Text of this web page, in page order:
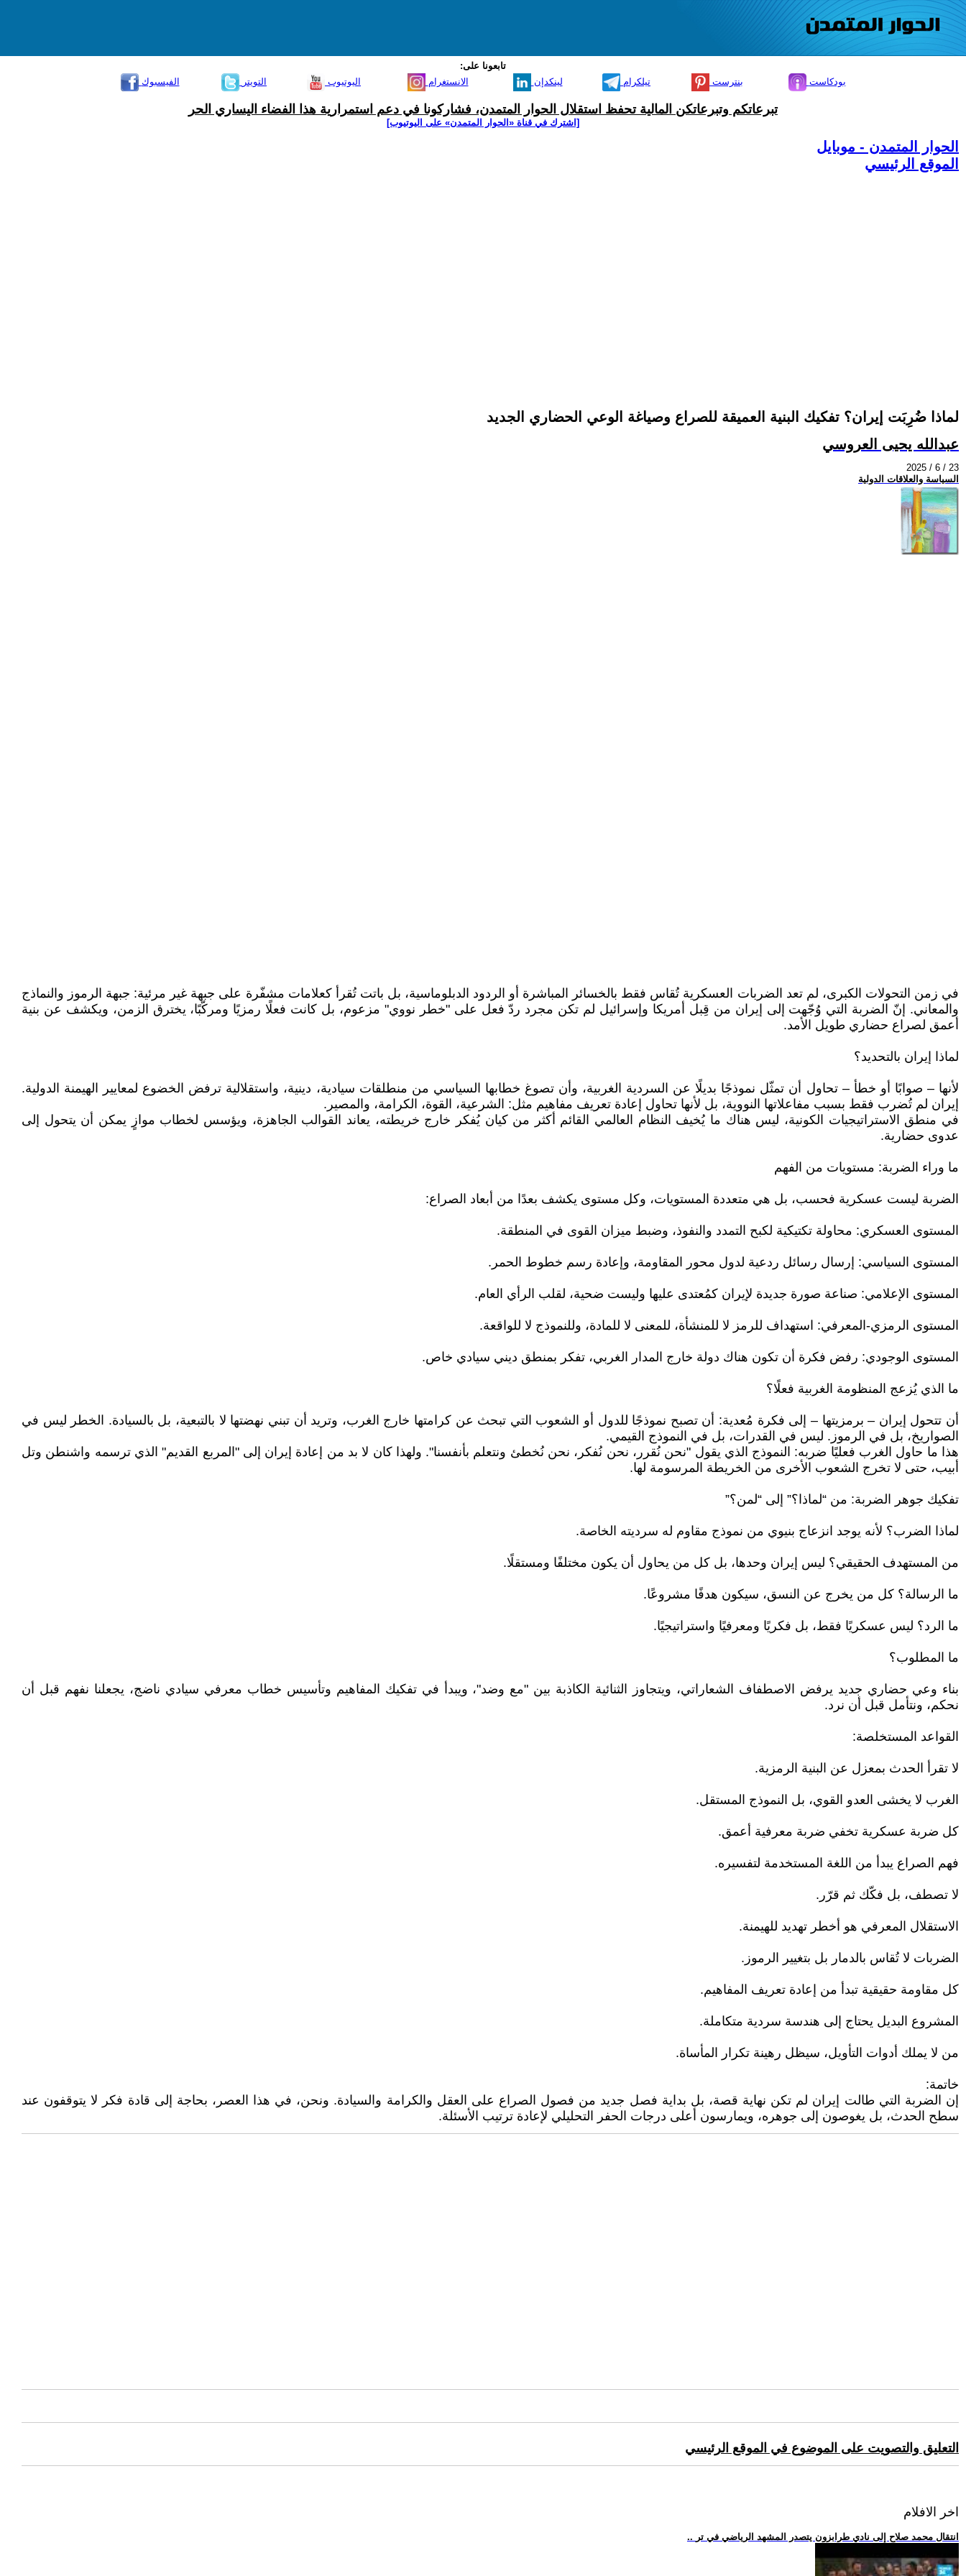
تابعونا على:
الفيسبوك
التويتر اليوتيوب الانستغرام لينكدإن تيلكرام بنترست بودكاست
تبرعاتكم وتبرعاتكن المالية تحفظ استقلال الحوار المتمدن، فشاركونا في دعم استمرارية هذا الفضاء اليساري الحر
[اشترك في قناة ‫«الحوار المتمدن» على اليوتيوب]
الحوار المتمدن - موبايل
الموقع الرئيسي
لماذا ضُرِبَت إيران؟ تفكيك البنية العميقة للصراع وصياغة الوعي الحضاري الجديد
عبدالله يحيى العروسي
2025 / 6 / 23
السياسة والعلاقات الدولية
في زمن التحولات الكبرى، لم تعد الضربات العسكرية تُقاس فقط بالخسائر المباشرة أو الردود الدبلوماسية، بل باتت تُقرأ كعلامات مشفّرة على جبهة غير مرئية: جبهة الرموز والنماذج
والمعاني. إنّ الضربة التي وُجّهت إلى إيران من قِبل أمريكا وإسرائيل لم تكن مجرد ردّ فعل على "خطر نووي" مزعوم، بل كانت فعلًا رمزيًا ومركّبًا، يخترق الزمن، ويكشف عن بنية
أعمق لصراع حضاري طويل الأمد.
لماذا إيران بالتحديد؟
لأنها – صوابًا أو خطأ – تحاول أن تمثّل نموذجًا بديلًا عن السردية الغربية، وأن تصوغ خطابها السياسي من منطلقات سيادية، دينية، واستقلالية ترفض الخضوع لمعايير الهيمنة الدولية.
إيران لم تُضرب فقط بسبب مفاعلاتها النووية، بل لأنها تحاول إعادة تعريف مفاهيم مثل: الشرعية، القوة، الكرامة، والمصير.
في منطق الاستراتيجيات الكونية، ليس هناك ما يُخيف النظام العالمي القائم أكثر من كيان يُفكر خارج خريطته، يعاند القوالب الجاهزة، ويؤسس لخطاب موازٍ يمكن أن يتحول إلى
عدوى حضارية.
ما وراء الضربة: مستويات من الفهم
الضربة ليست عسكرية فحسب، بل هي متعددة المستويات، وكل مستوى يكشف بعدًا من أبعاد الصراع:
المستوى العسكري: محاولة تكتيكية لكبح التمدد والنفوذ، وضبط ميزان القوى في المنطقة.
المستوى السياسي: إرسال رسائل ردعية لدول محور المقاومة، وإعادة رسم خطوط الحمر.
المستوى الإعلامي: صناعة صورة جديدة لإيران كمُعتدى عليها وليست ضحية، لقلب الرأي العام.
المستوى الرمزي-المعرفي: استهداف للرمز لا للمنشأة، للمعنى لا للمادة، وللنموذج لا للواقعة.
المستوى الوجودي: رفض فكرة أن تكون هناك دولة خارج المدار الغربي، تفكر بمنطق ديني سيادي خاص.
ما الذي يُزعج المنظومة الغربية فعلًا؟
أن تتحول إيران – برمزيتها – إلى فكرة مُعدية: أن تصبح نموذجًا للدول أو الشعوب التي تبحث عن كرامتها خارج الغرب، وتريد أن تبني نهضتها لا بالتبعية، بل بالسيادة. الخطر ليس في
الصواريخ، بل في الرموز. ليس في القدرات، بل في النموذج القيمي.
هذا ما حاول الغرب فعليًا ضربه: النموذج الذي يقول "نحن نُقرر، نحن نُفكر، نحن نُخطئ ونتعلم بأنفسنا". ولهذا كان لا بد من إعادة إيران إلى "المربع القديم" الذي ترسمه واشنطن وتل
أبيب، حتى لا تخرج الشعوب الأخرى من الخريطة المرسومة لها.
تفكيك جوهر الضربة: من “لماذا؟” إلى “لمن؟”
لماذا الضرب؟ لأنه يوجد انزعاج بنيوي من نموذج مقاوم له سرديته الخاصة.
من المستهدف الحقيقي؟ ليس إيران وحدها، بل كل من يحاول أن يكون مختلفًا ومستقلًا.
ما الرسالة؟ كل من يخرج عن النسق، سيكون هدفًا مشروعًا.
ما الرد؟ ليس عسكريًا فقط، بل فكريًا ومعرفيًا واستراتيجيًا.
ما المطلوب؟
بناء وعي حضاري جديد يرفض الاصطفاف الشعاراتي، ويتجاوز الثنائية الكاذبة بين "مع وضد"، ويبدأ في تفكيك المفاهيم وتأسيس خطاب معرفي سيادي ناضج، يجعلنا نفهم قبل أن
نحكم، ونتأمل قبل أن نرد.
القواعد المستخلصة:
لا تقرأ الحدث بمعزل عن البنية الرمزية.
الغرب لا يخشى العدو القوي، بل النموذج المستقل.
كل ضربة عسكرية تخفي ضربة معرفية أعمق.
فهم الصراع يبدأ من اللغة المستخدمة لتفسيره.
لا تصطف، بل فكّك ثم قرّر.
الاستقلال المعرفي هو أخطر تهديد للهيمنة.
الضربات لا تُقاس بالدمار بل بتغيير الرموز.
كل مقاومة حقيقية تبدأ من إعادة تعريف المفاهيم.
المشروع البديل يحتاج إلى هندسة سردية متكاملة.
من لا يملك أدوات التأويل، سيظل رهينة تكرار المأساة.
خاتمة:
إن الضربة التي طالت إيران لم تكن نهاية قصة، بل بداية فصل جديد من فصول الصراع على العقل والكرامة والسيادة. ونحن، في هذا العصر، بحاجة إلى قادة فكر لا يتوقفون عند
سطح الحدث، بل يغوصون إلى جوهره، ويمارسون أعلى درجات الحفر التحليلي لإعادة ترتيب الأسئلة.
التعليق والتصويت على الموضوع في الموقع الرئيسي
اخر الافلام
.. انتقال محمد صلاح إلى نادي طرابزون يتصدر المشهد الرياضي في تر